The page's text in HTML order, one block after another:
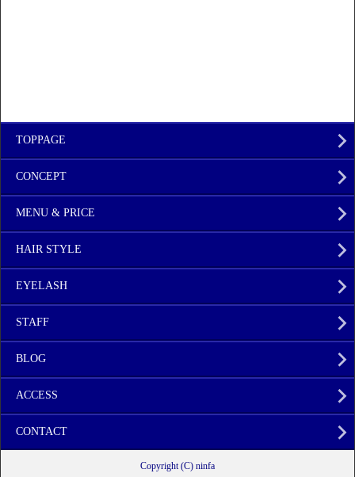
TOPPAGE
CONCEPT
MENU & PRICE
HAIR STYLE
EYELASH
STAFF
BLOG
ACCESS
CONTACT
Copyright (C) ninfa